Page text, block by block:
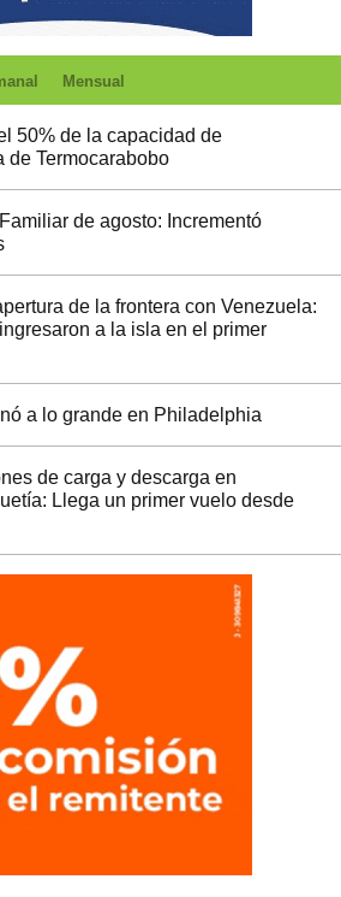
Mensual
50% de la capacidad de
de Termocarabobo
de agosto: Incrementó
de la frontera con Venezuela:
a la isla en el primer
a lo grande en Philadelphia
de carga y descarga en
Llega un primer vuelo desde